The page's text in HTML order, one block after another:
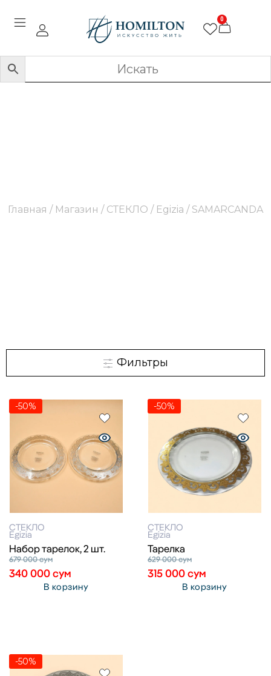
0
Главная / Магазин / СТЕКЛО / Egizia / SAMARCANDA
Фильтры
-50%
СТЕКЛО
Egizia
Набор тарелок, 2 шт.
679 000сум
340 000сум
В корзину
-50%
СТЕКЛО
Egizia
Тарелка
629 000сум
315 000сум
В корзину
-50%